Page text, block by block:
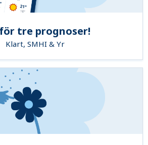
tre prognoser!
Klart, SMHI & Yr